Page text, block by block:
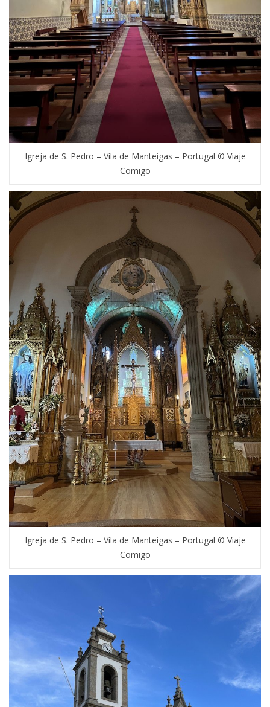
Igreja de S. Pedro – Vila de Manteigas – Portugal © Viaje
Comigo
Igreja de S. Pedro – Vila de Manteigas – Portugal © Viaje
Comigo